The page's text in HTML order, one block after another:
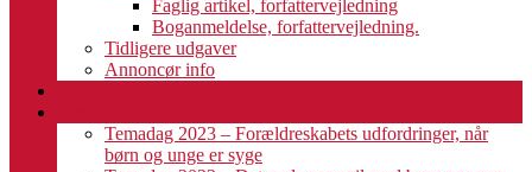
Faglig artikel, forfattervejledning
Boganmeldelse, forfattervejledning.
Tidligere udgaver
Annoncør info
Temadag 2023 – Forældreskabets udfordringer, når
børn og unge er syge